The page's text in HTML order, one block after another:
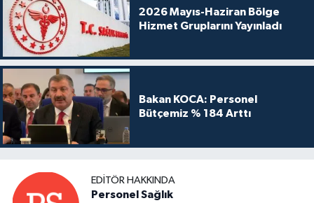
2026 Mayıs-Haziran Bölge
Hizmet Gruplarını Yayınladı
Bakan KOCA: Personel
Bütçemiz % 184 Arttı
EDITÖR HAKKINDA
Personel Sağlık